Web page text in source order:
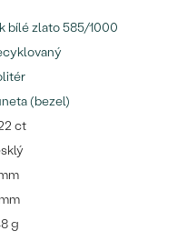
bílé zlato 585/1000
(bezel)
ct
g